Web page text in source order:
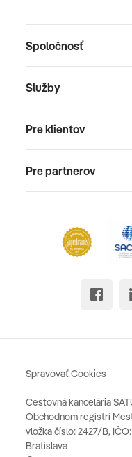
Spoločnosť
Služby
Pre klientov
Pre partnerov
Cestovná kancelária
Obchodnom registri
vložka číslo: 2427/B,
Bratislava
Spravovať Cookies